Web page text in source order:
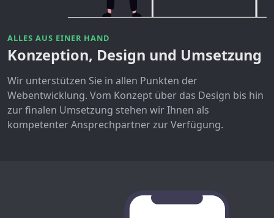
ALLES AUS EINER HAND
Konzeption, Design und Umsetzung
Wir unterstützen Sie in allen Punkten der
Webentwicklung. Vom Konzept über das Design bis hin
zur finalen Umsetzung stehen wir Ihnen als
kompetenter Ansprechpartner zur Verfügung.